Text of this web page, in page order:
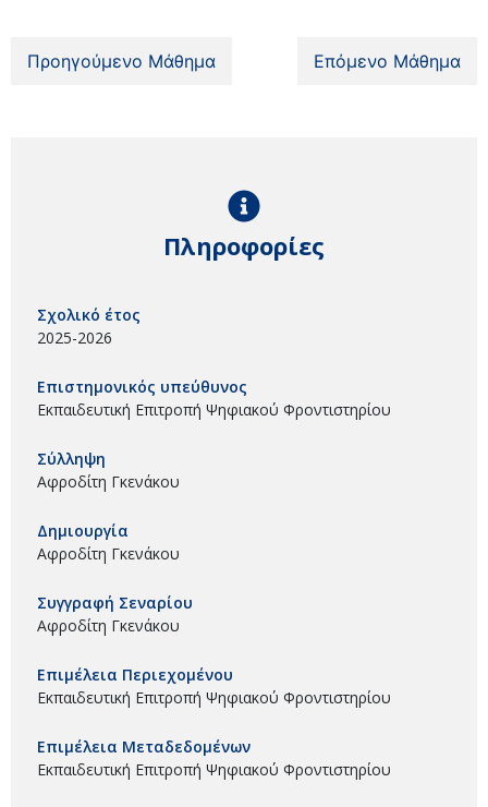
Προηγούμενο Μάθημα Επόμενο Μάθημα
Πληροφορίες
Σχολικό έτος
2025-2026
Επιστημονικός υπεύθυνος
Εκπαιδευτική Επιτροπή Ψηφιακού Φροντιστηρίου
Σύλληψη
Αφροδίτη Γκενάκου
Δημιουργία
Αφροδίτη Γκενάκου
Συγγραφή Σεναρίου
Αφροδίτη Γκενάκου
Επιμέλεια Περιεχομένου
Εκπαιδευτική Επιτροπή Ψηφιακού Φροντιστηρίου
Επιμέλεια Μεταδεδομένων
Εκπαιδευτική Επιτροπή Ψηφιακού Φροντιστηρίου